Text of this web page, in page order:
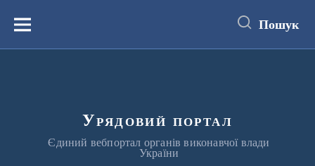
вмістуМеню Пошук
Урядовий портал
Єдиний вебпортал органів виконавчої влади
України